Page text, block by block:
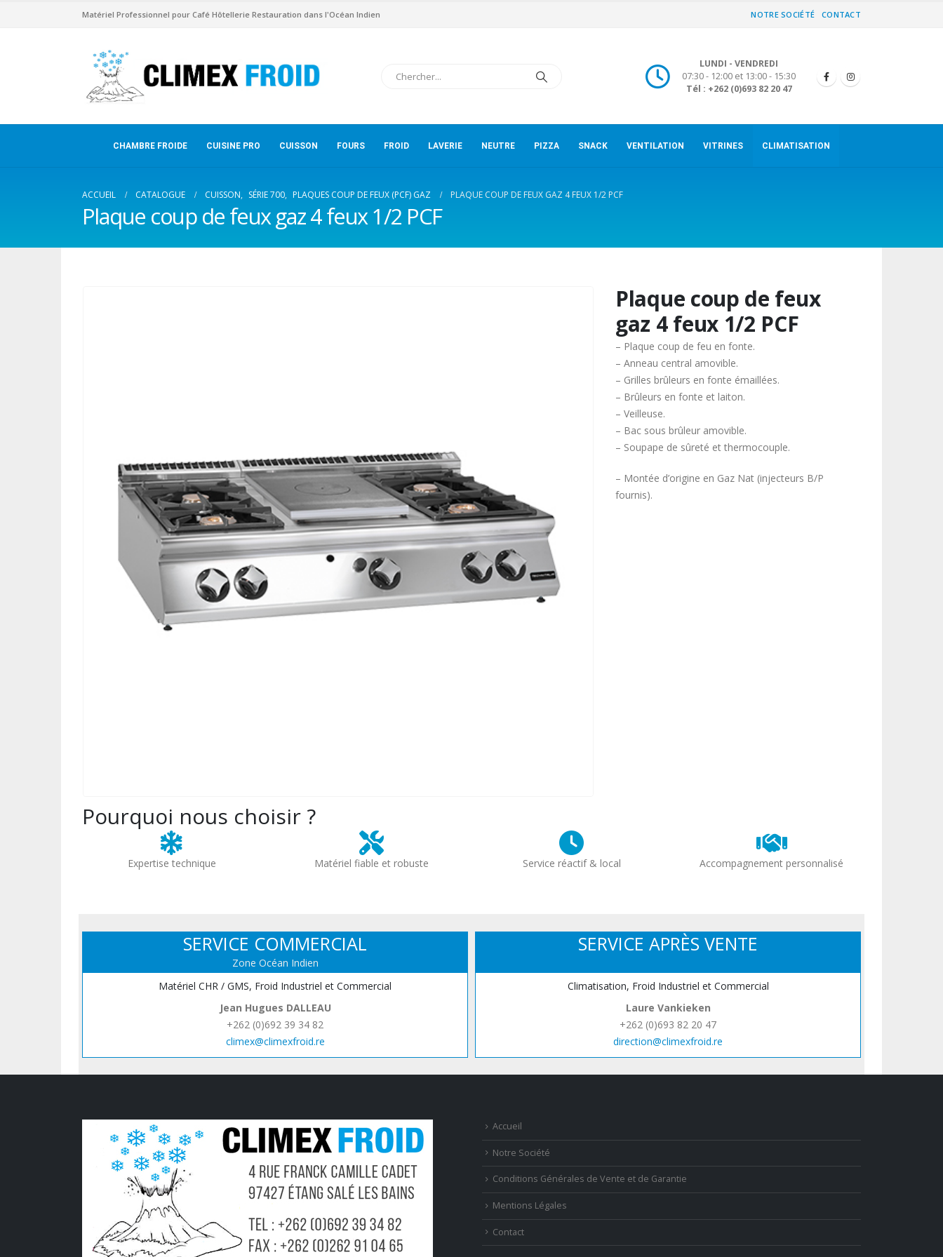
Matériel Professionnel pour Café Hôtellerie Restauration dans l'Océan Indien NOTRE SOCIÉTÉ CONTACT
LUNDI - VENDREDI
07:30 - 12:00 et 13:00 - 15:30
Tél : +262 (0)693 82 20 47
CHAMBRE FROIDE CUISINE PRO CUISSON FOURS FROID LAVERIE NEUTRE PIZZA SNACK VENTILATION VITRINES CLIMATISATION
ACCUEIL CATALOGUE CUISSON, SÉRIE 700, PLAQUES COUP DE FEUX (PCF) GAZ PLAQUE COUP DE FEUX GAZ 4 FEUX 1/2 PCF
Plaque coup de feux gaz 4 feux 1/2 PCF
Plaque coup de feux
gaz 4 feux 1/2 PCF
– Plaque coup de feu en fonte.
– Anneau central amovible.
– Grilles brûleurs en fonte émaillées.
– Brûleurs en fonte et laiton.
– Veilleuse.
– Bac sous brûleur amovible.
– Soupape de sûreté et thermocouple.
– Montée d’origine en Gaz Nat (injecteurs B/P
fournis).
Pourquoi nous choisir ?
Expertise technique Matériel fiable et robuste Service réactif & local Accompagnement personnalisé
SERVICE COMMERCIAL
Zone Océan Indien
Matériel CHR / GMS, Froid Industriel et Commercial
Jean Hugues DALLEAU
+262 (0)692 39 34 82
climex@climexfroid.re
SERVICE APRÈS VENTE
Climatisation, Froid Industriel et Commercial
Laure Vankieken
+262 (0)693 82 20 47
direction@climexfroid.re
Accueil
Notre Société
Conditions Générales de Vente et de Garantie
Mentions Légales
Contact